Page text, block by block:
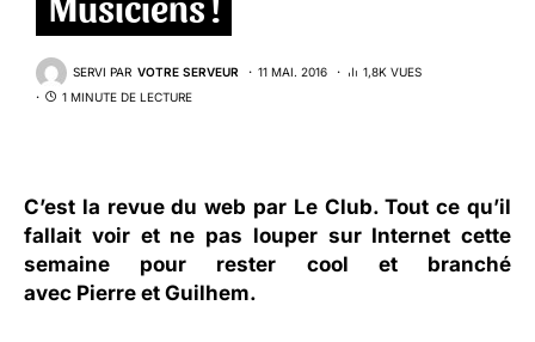
SERVI PAR VOTRE SERVEUR 11 MAI. 2016
1,8K VUES
1 MINUTE DE LECTURE
C’est la revue du web par Le Club. Tout ce qu’il
fallait voir et ne pas louper sur Internet cette
semaine pour rester cool et branché
avec Pierre et Guilhem.